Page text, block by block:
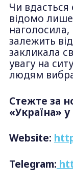
Чи
відомо
залежить
закликала
увагу на
людям
Стежте за
«Україна»
Website:
Telegram: